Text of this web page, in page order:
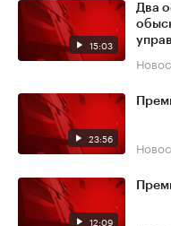
15:03
Два
23:56
12:09